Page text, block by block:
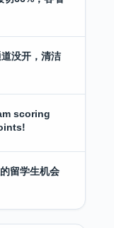
没开，清洁
scoring
留学生机会